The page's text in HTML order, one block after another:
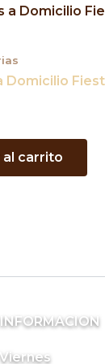
Domicilio
al carrito
INFORMACION